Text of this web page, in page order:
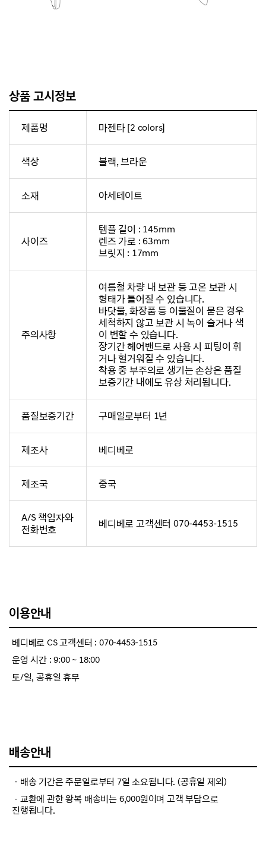
상품 고시정보
제품명 마젠타 [2 colors]
색상 블랙, 브라운
소재 아세테이트
사이즈
템플 길이 : 145mm
렌즈 가로 : 63mm
브릿지 : 17mm
주의사항
여름철 차량 내 보관 등 고온 보관 시
형태가 틀어질 수 있습니다.
바닷물, 화장품 등 이물질이 묻은 경우
세척하지 않고 보관 시 녹이 슬거나 색
이 변할 수 있습니다.
장기간 헤어밴드로 사용 시 피팅이 휘
거나 헐거워질 수 있습니다.
착용 중 부주의로 생기는 손상은 품질
보증기간 내에도 유상 처리됩니다.
품질보증기간 구매일로부터 1년
제조사 베디베로
제조국 중국
A/S 책임자와
전화번호
베디베로 고객센터 070-4453-1515
이용안내
베디베로 CS 고객센터 : 070-4453-1515
운영 시간 : 9:00 ~ 18:00
토/일, 공휴일 휴무
배송안내
－배송 기간은 주문일로부터 7일 소요됩니다. (공휴일 제외)
－교환에 관한 왕복 배송비는 6,000원이며 고객 부담으로
진행됩니다.